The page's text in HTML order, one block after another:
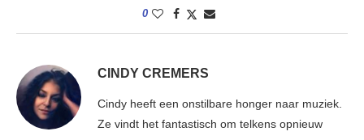
0
CINDY CREMERS
Cindy heeft een onstilbare honger naar muziek.
Ze vindt het fantastisch om telkens opnieuw